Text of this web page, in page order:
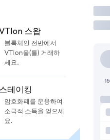
스왑
블록체인 전반에서
VTIon을(를) 거래하
세요.
스테이킹
암호화폐를 운용하여
소극적 소득을 얻으세
요.
거